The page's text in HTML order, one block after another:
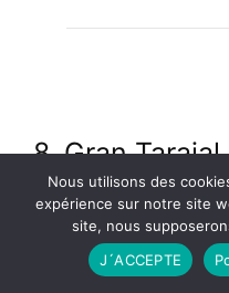
8. Gran Tarajal
pêcheurs
Nous utilisons des
expérience sur notre site
site, nous
J´ACCEPTE